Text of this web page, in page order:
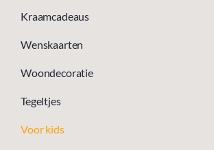
Kraamcadeaus
Wenskaarten
Woondecoratie
Tegeltjes
Voor kids